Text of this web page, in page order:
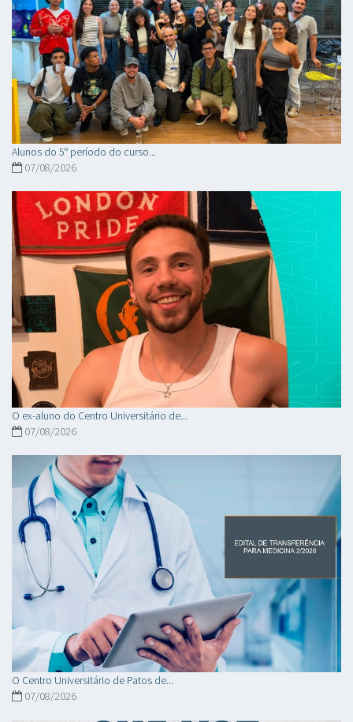
Alunos do 5° período do curso...
07/08/2026
O ex-aluno do Centro Universitário de...
07/08/2026
O Centro Universitário de Patos de...
07/08/2026